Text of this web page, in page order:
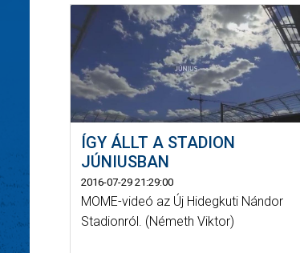
ÍGY ÁLLT A STADION
JÚNIUSBAN
2016-07-29 21:29:00
MOME-videó az Új Hidegkuti Nándor
Stadionról. (Németh Viktor)